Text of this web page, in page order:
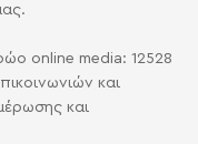
online media: 12528
και
και